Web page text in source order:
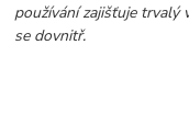
používání zajišťuje
se dovnitř.